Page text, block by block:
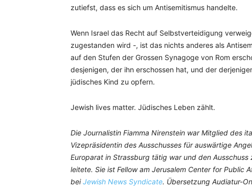
zutiefst, dass es sich um Antisemitismus handelte.
Wenn Israel das Recht auf Selbstverteidigung
zugestanden wird -, ist das nichts anderes als
auf den Stufen der Grossen Synagoge von Rom
desjenigen, der ihn erschossen hat, und der
jüdisches Kind zu opfern.
Jewish lives matter. Jüdisches Leben zählt.
Die Journalistin Fiamma Nirenstein war Mitglied des
Vizepräsidentin des Ausschusses für auswärtige
Europarat in Strassburg tätig war und den
leitete. Sie ist Fellow am Jerusalem Center for Public
beiJewish News Syndicate. Übersetzung Audiatur-